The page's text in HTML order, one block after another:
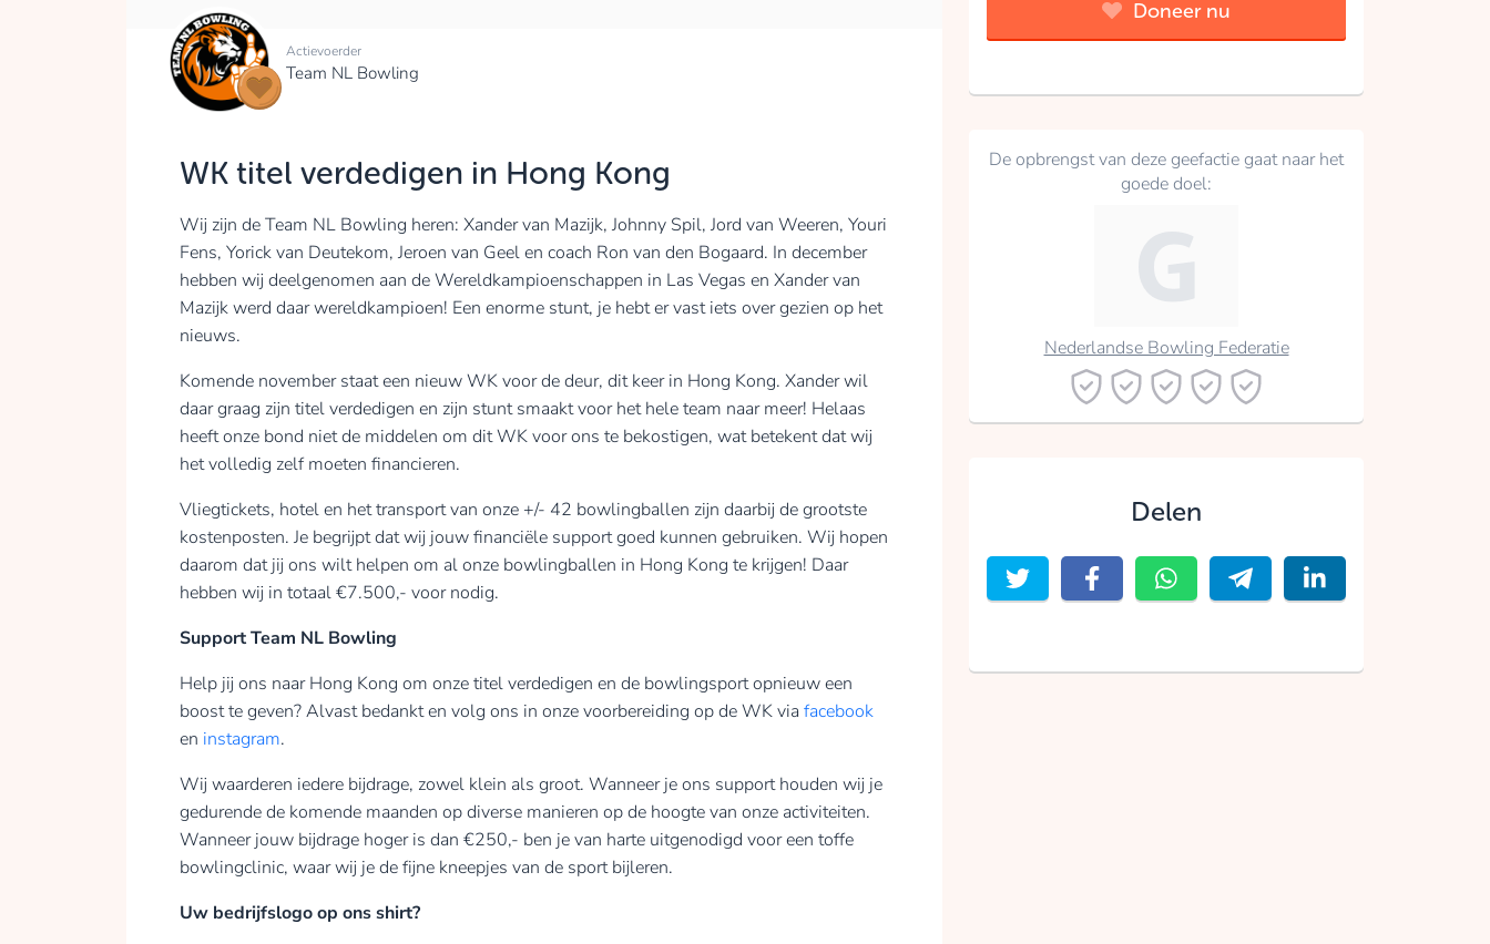
Actievoerder
Team NL Bowling
WK titel verdedigen in Hong Kong
Wij zijn de Team NL Bowling heren: Xander van Mazijk, Johnny Spil, Jord van Weeren, Youri
Fens, Yorick van Deutekom, Jeroen van Geel en coach Ron van den Bogaard. In december
hebben wij deelgenomen aan de Wereldkampioenschappen in Las Vegas en Xander van
Mazijk werd daar wereldkampioen! Een enorme stunt, je hebt er vast iets over gezien op het
nieuws.
Komende november staat een nieuw WK voor de deur, dit keer in Hong Kong. Xander wil
daar graag zijn titel verdedigen en zijn stunt smaakt voor het hele team naar meer! Helaas
heeft onze bond niet de middelen om dit WK voor ons te bekostigen, wat betekent dat wij
het volledig zelf moeten financieren.
Vliegtickets, hotel en het transport van onze +/- 42 bowlingballen zijn daarbij de grootste
kostenposten. Je begrijpt dat wij jouw financiële support goed kunnen gebruiken. Wij hopen
daarom dat jij ons wilt helpen om al onze bowlingballen in Hong Kong te krijgen! Daar
hebben wij in totaal €7.500,- voor nodig.
Support Team NL Bowling
Help jij ons naar Hong Kong om onze titel verdedigen en de bowlingsport opnieuw een
boost te geven? Alvast bedankt en volg ons in onze voorbereiding op de WK via facebook
en instagram.
Wij waarderen iedere bijdrage, zowel klein als groot. Wanneer je ons support houden wij je
gedurende de komende maanden op diverse manieren op de hoogte van onze activiteiten.
Wanneer jouw bijdrage hoger is dan €250,- ben je van harte uitgenodigd voor een toffe
bowlingclinic, waar wij je de fijne kneepjes van de sport bijleren.
Uw bedrijfslogo op ons shirt?
Doneer nu
De opbrengst van deze geefactie gaat naar het
goede doel:
Nederlandse Bowling Federatie
Delen